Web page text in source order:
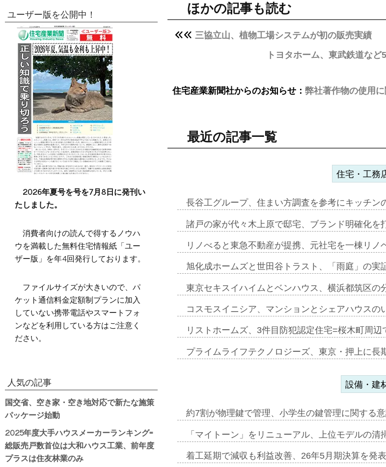
ほかの記事も読む
三協立山、植物工場システムが初の販売実績
トヨタホーム、東武鉄道な
住宅産業新聞社からのお知らせ： 弊社著作物の使用
最近の記事一覧
住宅・工務
長谷工グループ、住まい方調査を参考にキッチ
諸戸の家が代々木上原で邸宅、ブランド明確化
リノべると東急不動産が提携、元社宅を一棟リ
旭化成ホームズと世田谷トラスト、「雨庭」の
東京セキスイハイムとベンハウス、横浜都筑区の
コスモスイニシア、マンションとシェアハウス
リストホームズ、3件目防犯認定住宅=桜木町周
プライムライフテクノロジーズ、東京・押上に
設備・建
約7割が物理鍵で管理、小学生の鍵管理に関する
「マイトーン」をリニューアル、上位モデルの
着工延期で減収も利益改善、26年5月期決算を発
ユーザー版を公開中！
2026年夏号を号を7月8日に発刊い
たしました。
消費者向けの読んで得するノウハ
ウを満載した無料住宅情報紙「ユー
ザー版」を年4回発行しております。
ファイルサイズが大きいので、パ
ケット通信料金定額制プランに加入
していない携帯電話やスマートフォ
ンなどを利用している方はご注意く
ださい。
人気の記事
国交省、空き家・空き地対応で新たな施策
パッケージ始動
2025年度大手ハウスメーカーランキング=
総販売戸数首位は大和ハウス工業、前年度
プラスは住友林業のみ